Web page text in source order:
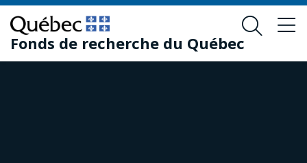
Passer
au
contenu
principal
Passer
au
pied
de
Fonds de recherche du Québec